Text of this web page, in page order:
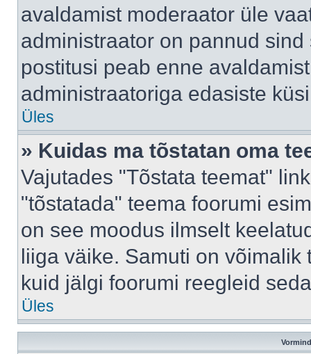
avaldamist moderaator üle
administraator on pannud
postitusi peab enne
administraatoriga edasiste
Üles
» Kuidas ma tõstatan oma
Vajutades "Tõstata teemat"
"tõstatada" teema foorumi
on see moodus ilmselt
liiga väike. Samuti on
kuid jälgi foorumi reegleid
Üles